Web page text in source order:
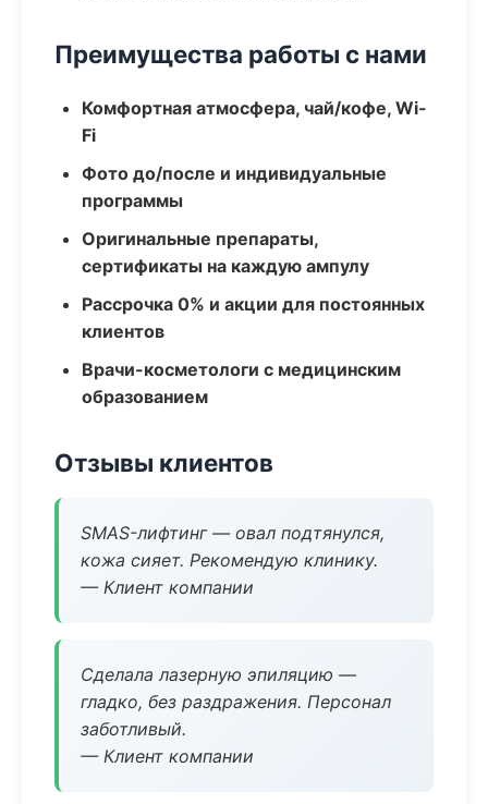
Преимущества работы с нами
Комфортная атмосфера, чай/кофе, Wi-
Fi
Фото до/после и индивидуальные
программы
Оригинальные препараты,
сертификаты на каждую ампулу
Рассрочка 0% и акции для постоянных
клиентов
Врачи-косметологи с медицинским
образованием
Отзывы клиентов
SMAS-лифтинг — овал подтянулся,
кожа сияет. Рекомендую клинику.
— Клиент компании
Сделала лазерную эпиляцию —
гладко, без раздражения. Персонал
заботливый.
— Клиент компании